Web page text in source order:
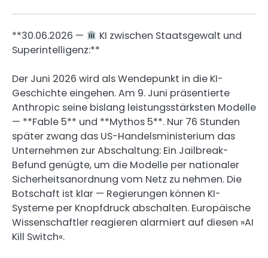
**30.06.2026 —
KI zwischen Staatsgewalt und
Superintelligenz:**
Der Juni 2026 wird als Wendepunkt in die KI-
Geschichte eingehen. Am 9. Juni präsentierte
Anthropic seine bislang leistungsstärksten Modelle
— **Fable 5** und **Mythos 5**. Nur 76 Stunden
später zwang das US-Handelsministerium das
Unternehmen zur Abschaltung: Ein Jailbreak-
Befund genügte, um die Modelle per nationaler
Sicherheitsanordnung vom Netz zu nehmen. Die
Botschaft ist klar — Regierungen können KI-
Systeme per Knopfdruck abschalten. Europäische
Wissenschaftler reagieren alarmiert auf diesen »AI
Kill Switch«.